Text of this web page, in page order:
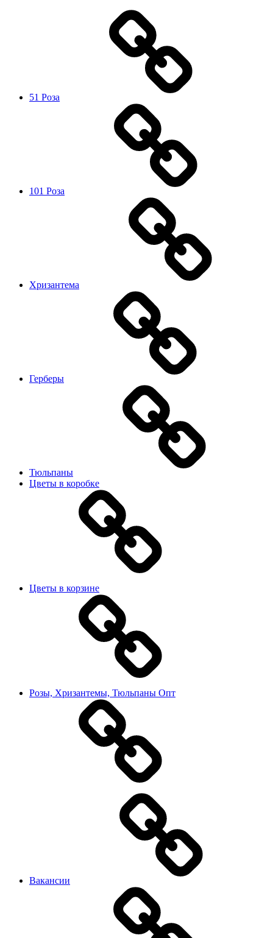
51 Роза
101 Роза
Хризантема
Герберы
Тюльпаны
Цветы в коробке
Цветы в корзине
Розы, Хризантемы, Тюльпаны Опт
Вакансии